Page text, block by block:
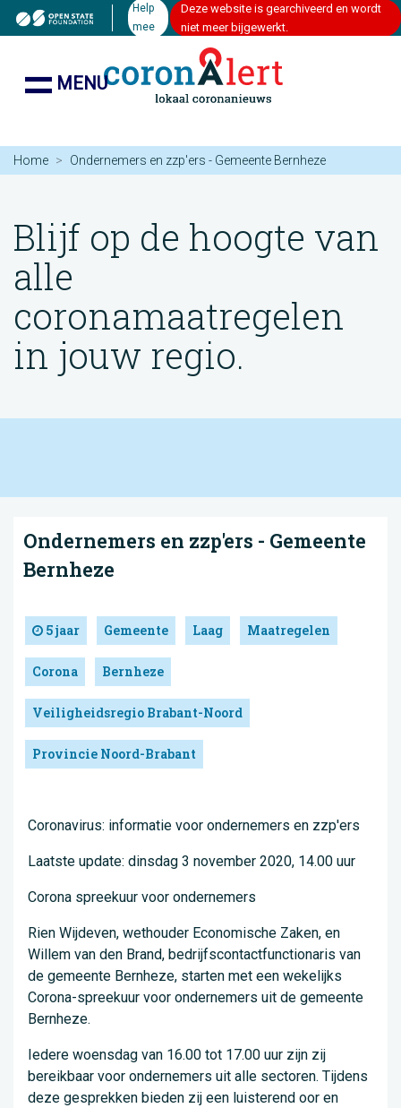
Help
mee
Deze website is gearchiveerd en wordt
niet meer bijgewerkt.
MENU
Home Ondernemers en zzp'ers - Gemeente Bernheze
Blijf op de hoogte van
alle
coronamaatregelen
in jouw regio.
Ondernemers en zzp'ers - Gemeente
Bernheze
5 jaar Gemeente Laag Maatregelen
Corona Bernheze
Veiligheidsregio Brabant-Noord
Provincie Noord-Brabant
Coronavirus: informatie voor ondernemers en zzp'ers
Laatste update: dinsdag 3 november 2020, 14.00 uur
Corona spreekuur voor ondernemers
Rien Wijdeven, wethouder Economische Zaken, en
Willem van den Brand, bedrijfscontactfunctionaris van
de gemeente Bernheze, starten met een wekelijks
Corona-spreekuur voor ondernemers uit de gemeente
Bernheze.
Iedere woensdag van 16.00 tot 17.00 uur zijn zij
bereikbaar voor ondernemers uit alle sectoren. Tijdens
deze gesprekken bieden zij een luisterend oor en